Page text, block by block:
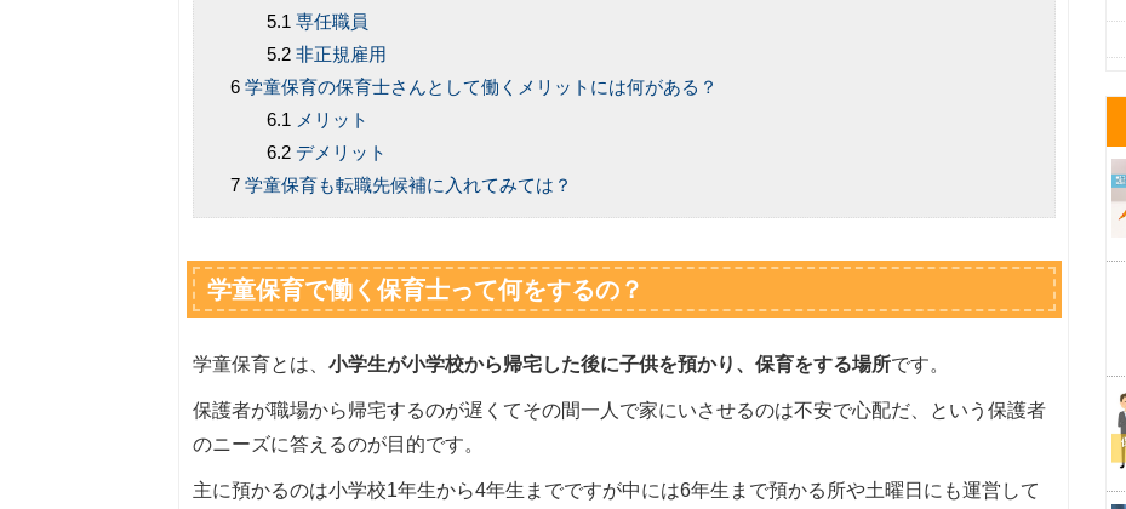
専任職員
非正規雇用
学童保育の保育士さんとして働くメリットには何がある？
メリット
デメリット
学童保育も転職先候補に入れてみては？
学童保育で働く保育士って何をするの？
学童保育とは、 小学生が小学校から帰宅した後に子供を預かり、保育をする場所です。
保護者が職場から帰宅するのが遅くてその間一人で家にいさせるのは不安で心配だ、という保護者
のニーズに答えるのが目的です。
主に預かるのは小学校1年生から4年生までですが中には6年生まで預かる所や土曜日にも運営して